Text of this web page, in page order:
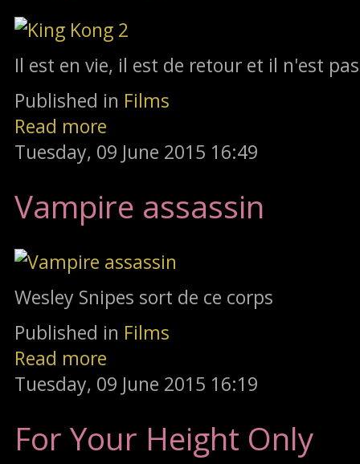
Il est en vie, il est de retour et il n'est
Published in Films
Read more
Tuesday, 09 June 2015 16:49
Vampire assassin
Wesley Snipes sort de ce corps
Published in Films
Read more
Tuesday, 09 June 2015 16:19
For Your Height Only